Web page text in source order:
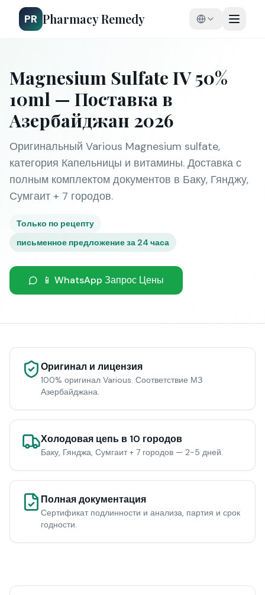
PR Pharmacy Remedy
Magnesium Sulfate IV 50%
10ml — Поставка в
Азербайджан 2026
Оригинальный Various Magnesium sulfate,
категория Капельницы и витамины. Доставка с
полным комплектом документов в Баку, Гянджу,
Сумгаит + 7 городов.
Только по рецепту
письменное предложение за 24 часа
📱 WhatsApp Запрос Цены
Оригинал и лицензия
100% оригинал Various. Соответствие МЗ
Азербайджана.
Холодовая цепь в 10 городов
Баку, Гянджа, Сумгаит + 7 городов — 2-5 дней.
Полная документация
Сертификат подлинности и анализа, партия и срок
годности.